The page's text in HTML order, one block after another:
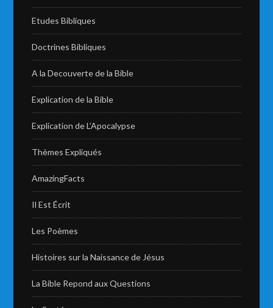
Etudes Bibliques
Doctrines Bibliques
A la Decouverte de la Bible
Explication de la Bible
Explication de L’Apocalypse
Thèmes Expliqués
AmazingFacts
Il Est Écrit
Les Poèmes
Histoires sur la Naissance de Jésus
La Bible Repond aux Questions